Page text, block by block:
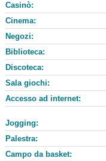
Casinò:
Cinema:
Negozi:
Biblioteca:
Discoteca:
Sala giochi:
Accesso ad internet:
Jogging:
Palestra:
Campo da basket: